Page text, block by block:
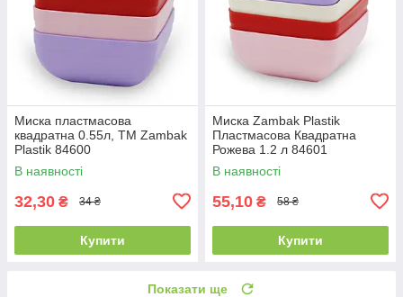
Миска пластмасова
квадратна 0.55л, ТМ Zambak
Plastik 84600
В наявності
32,30 ₴ 34 ₴
Купити
Миска Zambak Plastik
Пластмасова Квадратна
Рожева 1.2 л 84601
В наявності
55,10 ₴ 58 ₴
Купити
Показати ще